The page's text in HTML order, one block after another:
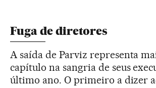
Fuga de diretores
A saída de Parviz representa
capítulo na sangria de seus
último ano. O primeiro a dizer